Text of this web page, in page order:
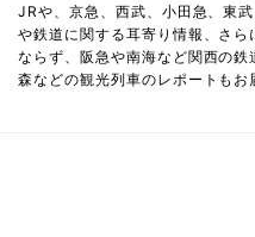
JRや、京急、西武、小田急、東
や鉄道に関する耳寄り情報、さ
ならず、阪急や南海など関西の
森などの観光列車のレポートもお